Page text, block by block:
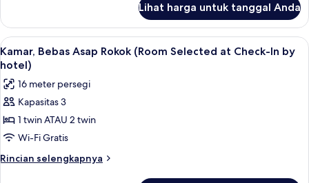
Kamar
Twin
Superior,
Bebas
Rokok
Lihat harga untuk tanggal Anda
Lihat
semua
foto
untuk
Kamar,
Bebas
Asap
Rokok
Brankas, meja kerja, kedap suara,
4
Kamar, Bebas Asap Rokok (Room Selected at Check-In by
hotel)
16 meter persegi
Kapasitas 3
1 twin ATAU 2 twin
Wi-Fi Gratis
Rincian selengkapnya
Rincian